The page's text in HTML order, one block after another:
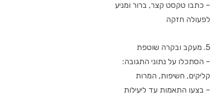
– כתבו טקסט קצר, ברור ומניע
לפעולה חזקה
5. מעקב ובקרה שוטפת
– הסתכלו על נתוני התגובה:
קליקים, חשיפות, המרות
– בצעו התאמות עד ליעילות